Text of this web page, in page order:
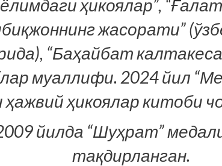
ҳикоялар”,
жасорати”
“Баҳайбат
муаллифи. 2024 йил
ҳажвий ҳикоялар китоби
йилда “Шуҳрат”
тақдирланган.